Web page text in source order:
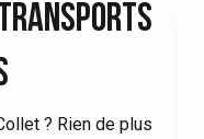
? Rien de plus